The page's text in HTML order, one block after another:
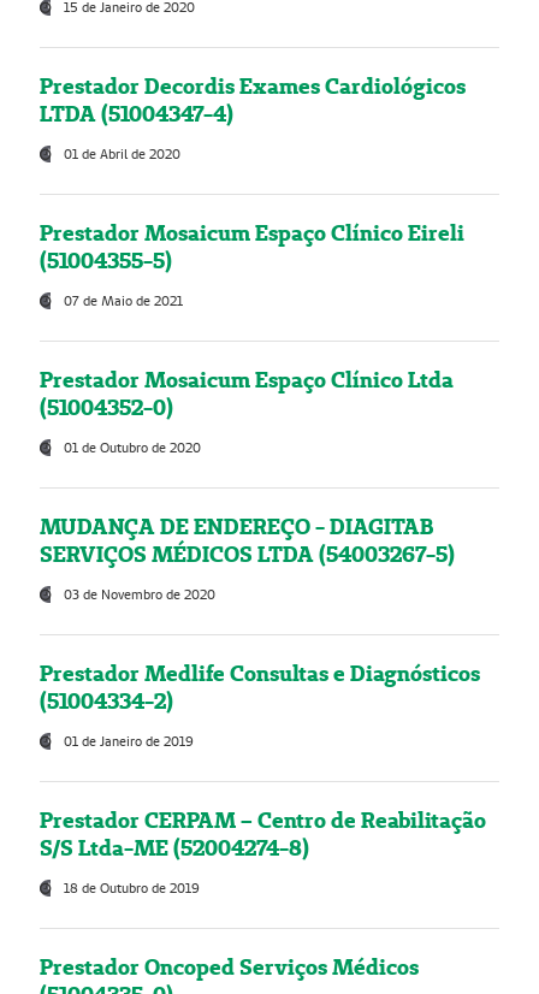
15 de Janeiro de 2020
Prestador Decordis Exames Cardiológicos
LTDA (51004347-4)
01 de Abril de 2020
Prestador Mosaicum Espaço Clínico Eireli
(51004355-5)
07 de Maio de 2021
Prestador Mosaicum Espaço Clínico Ltda
(51004352-0)
01 de Outubro de 2020
MUDANÇA DE ENDEREÇO - DIAGITAB
SERVIÇOS MÉDICOS LTDA (54003267-5)
03 de Novembro de 2020
Prestador Medlife Consultas e Diagnósticos
(51004334-2)
01 de Janeiro de 2019
Prestador CERPAM – Centro de Reabilitação
S/S Ltda-ME (52004274-8)
18 de Outubro de 2019
Prestador Oncoped Serviços Médicos